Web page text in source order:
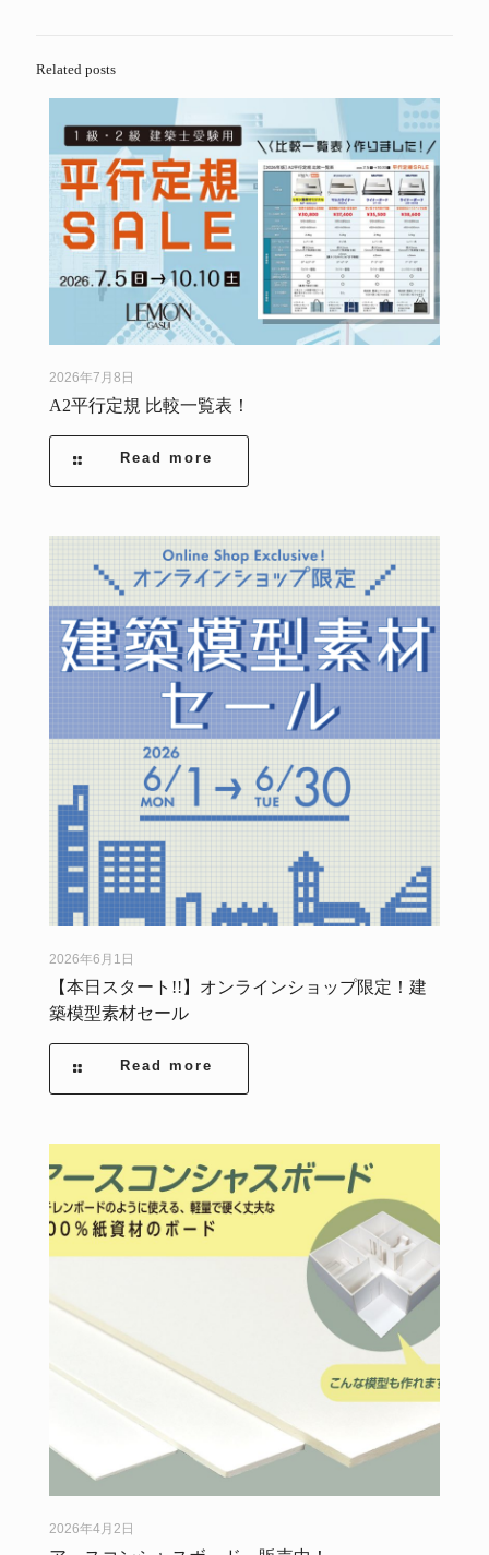
Related posts
2026年7月8日
A2平行定規 比較一覧表！
Read more
2026年6月1日
【本日スタート!!】オンラインショップ限定！建
築模型素材セール
Read more
2026年4月2日